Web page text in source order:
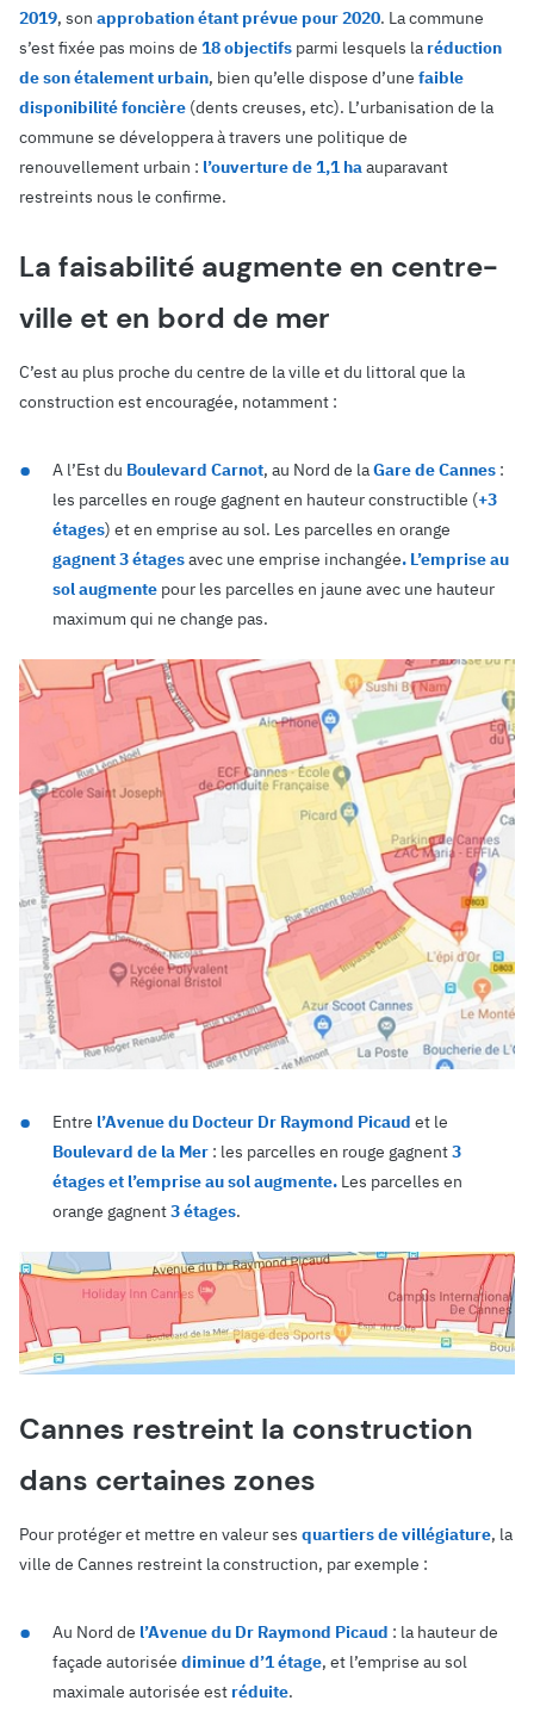
2019, son approbation étant prévue pour 2020. La commune
s’est fixée pas moins de 18 objectifs parmi lesquels la réduction
de son étalement urbain, bien qu’elle dispose d’une faible
disponibilité foncière (dents creuses, etc). L’urbanisation de la
commune se développera à travers une politique de
renouvellement urbain : l’ouverture de 1,1 haauparavant
restreints nous le confirme.
La faisabilité augmente en centre-
ville et en bord de mer
C’est au plus proche du centre de la ville et du littoral que la
construction est encouragée, notamment :
A l’Est du Boulevard Carnot, au Nord de laGare de Cannes :
les parcelles en rouge gagnent en hauteur constructible (+3
étages) et en emprise au sol. Les parcelles en orange
gagnent 3 étagesavec une emprise inchangée. L’emprise au
sol augmente pour les parcelles en jaune avec une hauteur
maximum qui ne change pas.
Entre l’Avenue du Docteur Dr Raymond Picaud et le
Boulevard de la Mer : les parcelles en rouge gagnent3
étages et l’emprise au sol augmente. Les parcelles en
orange gagnent3 étages.
Cannes restreint la construction
dans certaines zones
Pour protéger et mettre en valeur ses quartiers de villégiature, la
ville de Cannes restreint la construction, par exemple :
Au Nord de l’Avenue du Dr Raymond Picaud : la hauteur de
façade autorisée diminue d’1 étage, et l’emprise au sol
maximale autorisée est réduite.